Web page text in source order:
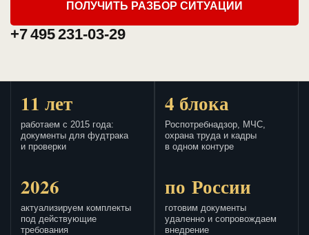
ПОЛУЧИТЬ РАЗБОР СИТУАЦИИ
+7 495 231-03-29
11 лет
работаем с 2015 года:
документы для фудтрака
и проверки
4 блока
Роспотребнадзор, МЧС,
охрана труда и кадры
в одном контуре
2026
актуализируем комплекты
под действующие
требования
по России
готовим документы
удаленно и сопровождаем
внедрение